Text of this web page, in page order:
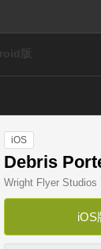
iOS
Debris
Wright Flyer Studios
iOS